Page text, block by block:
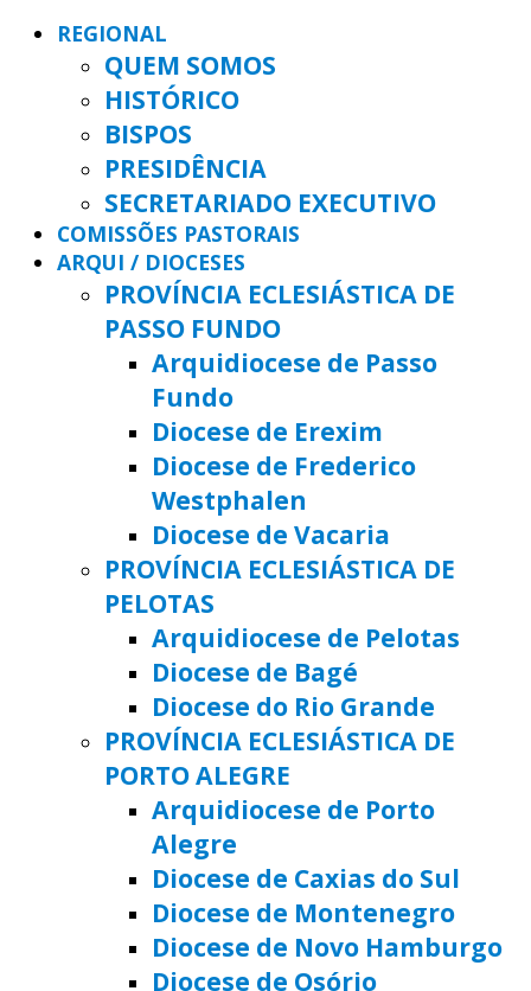
REGIONAL
QUEM SOMOS
HISTÓRICO
BISPOS
PRESIDÊNCIA
SECRETARIADO EXECUTIVO
COMISSÕES PASTORAIS
ARQUI / DIOCESES
PROVÍNCIA ECLESIÁSTICA DE
PASSO FUNDO
Arquidiocese de Passo
Fundo
Diocese de Erexim
Diocese de Frederico
Westphalen
Diocese de Vacaria
PROVÍNCIA ECLESIÁSTICA DE
PELOTAS
Arquidiocese de Pelotas
Diocese de Bagé
Diocese do Rio Grande
PROVÍNCIA ECLESIÁSTICA DE
PORTO ALEGRE
Arquidiocese de Porto
Alegre
Diocese de Caxias do Sul
Diocese de Montenegro
Diocese de Novo Hamburgo
Diocese de Osório